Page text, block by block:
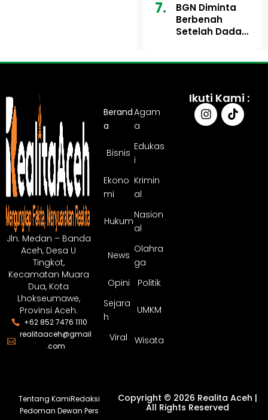
Sepenuhnya
Tuntas
Ulee Lheue, 14
Orang Derita
Luka Bakar
BGN Diminta
Berbenah
Setelah Dadan
Jln. Medan – Banda
Aceh, Desa U
Tingkot,
Kecamatan Muara
Dua, Kota
Lhokseumawe,
Provinsi Aceh.
+62 852 7476 1110
realitaaceh@gmail
.com
Berand
a
Agam
a
Bisnis
Edukas
i
Ekono
mi
Krimin
al
Hukum
Nasion
al
News
Olahra
ga
Opini
Politik
Sejara
h
UMKM
Viral Wisata
Ikuti Kami :
Tentang KamiRedaksi
Pedoman Dewan Pers
Copyright © 2026 Realita Aceh |
All Rights Reserved